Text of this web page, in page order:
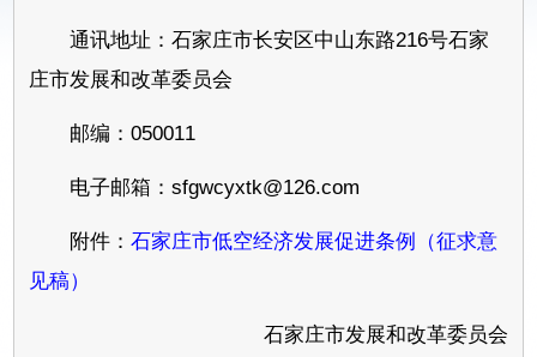
通讯地址：石家庄市长安区中山东路216号石家
庄市发展和改革委员会
邮编：050011
电子邮箱：sfgwcyxtk@126.com
附件： 石家庄市低空经济发展促进条例（征求意
见稿）
石家庄市发展和改革委员会